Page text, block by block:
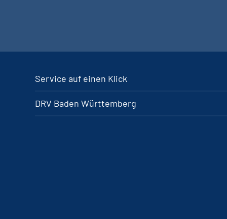
Service auf einen Klick
DRV Baden Württemberg